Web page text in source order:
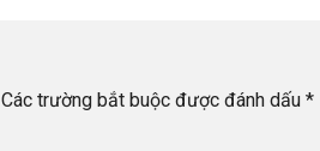
Các trường bắt buộc được đánh dấu *